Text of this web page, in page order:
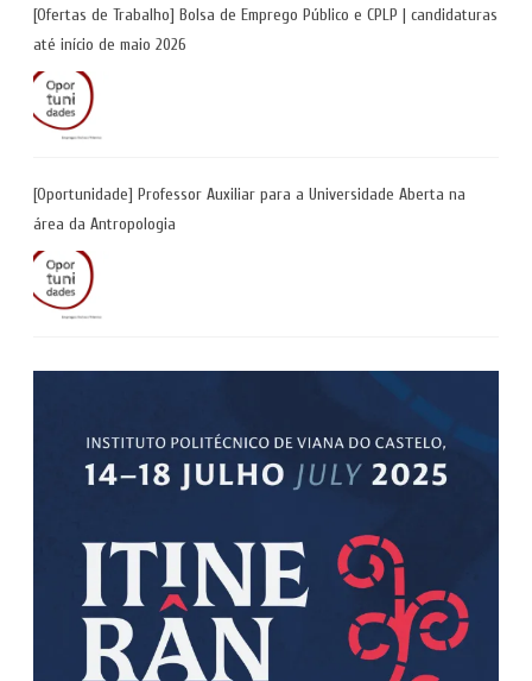
[Ofertas de Trabalho] Bolsa de Emprego Público e CPLP | candidaturas
até início de maio 2026
[Oportunidade] Professor Auxiliar para a Universidade Aberta na
área da Antropologia